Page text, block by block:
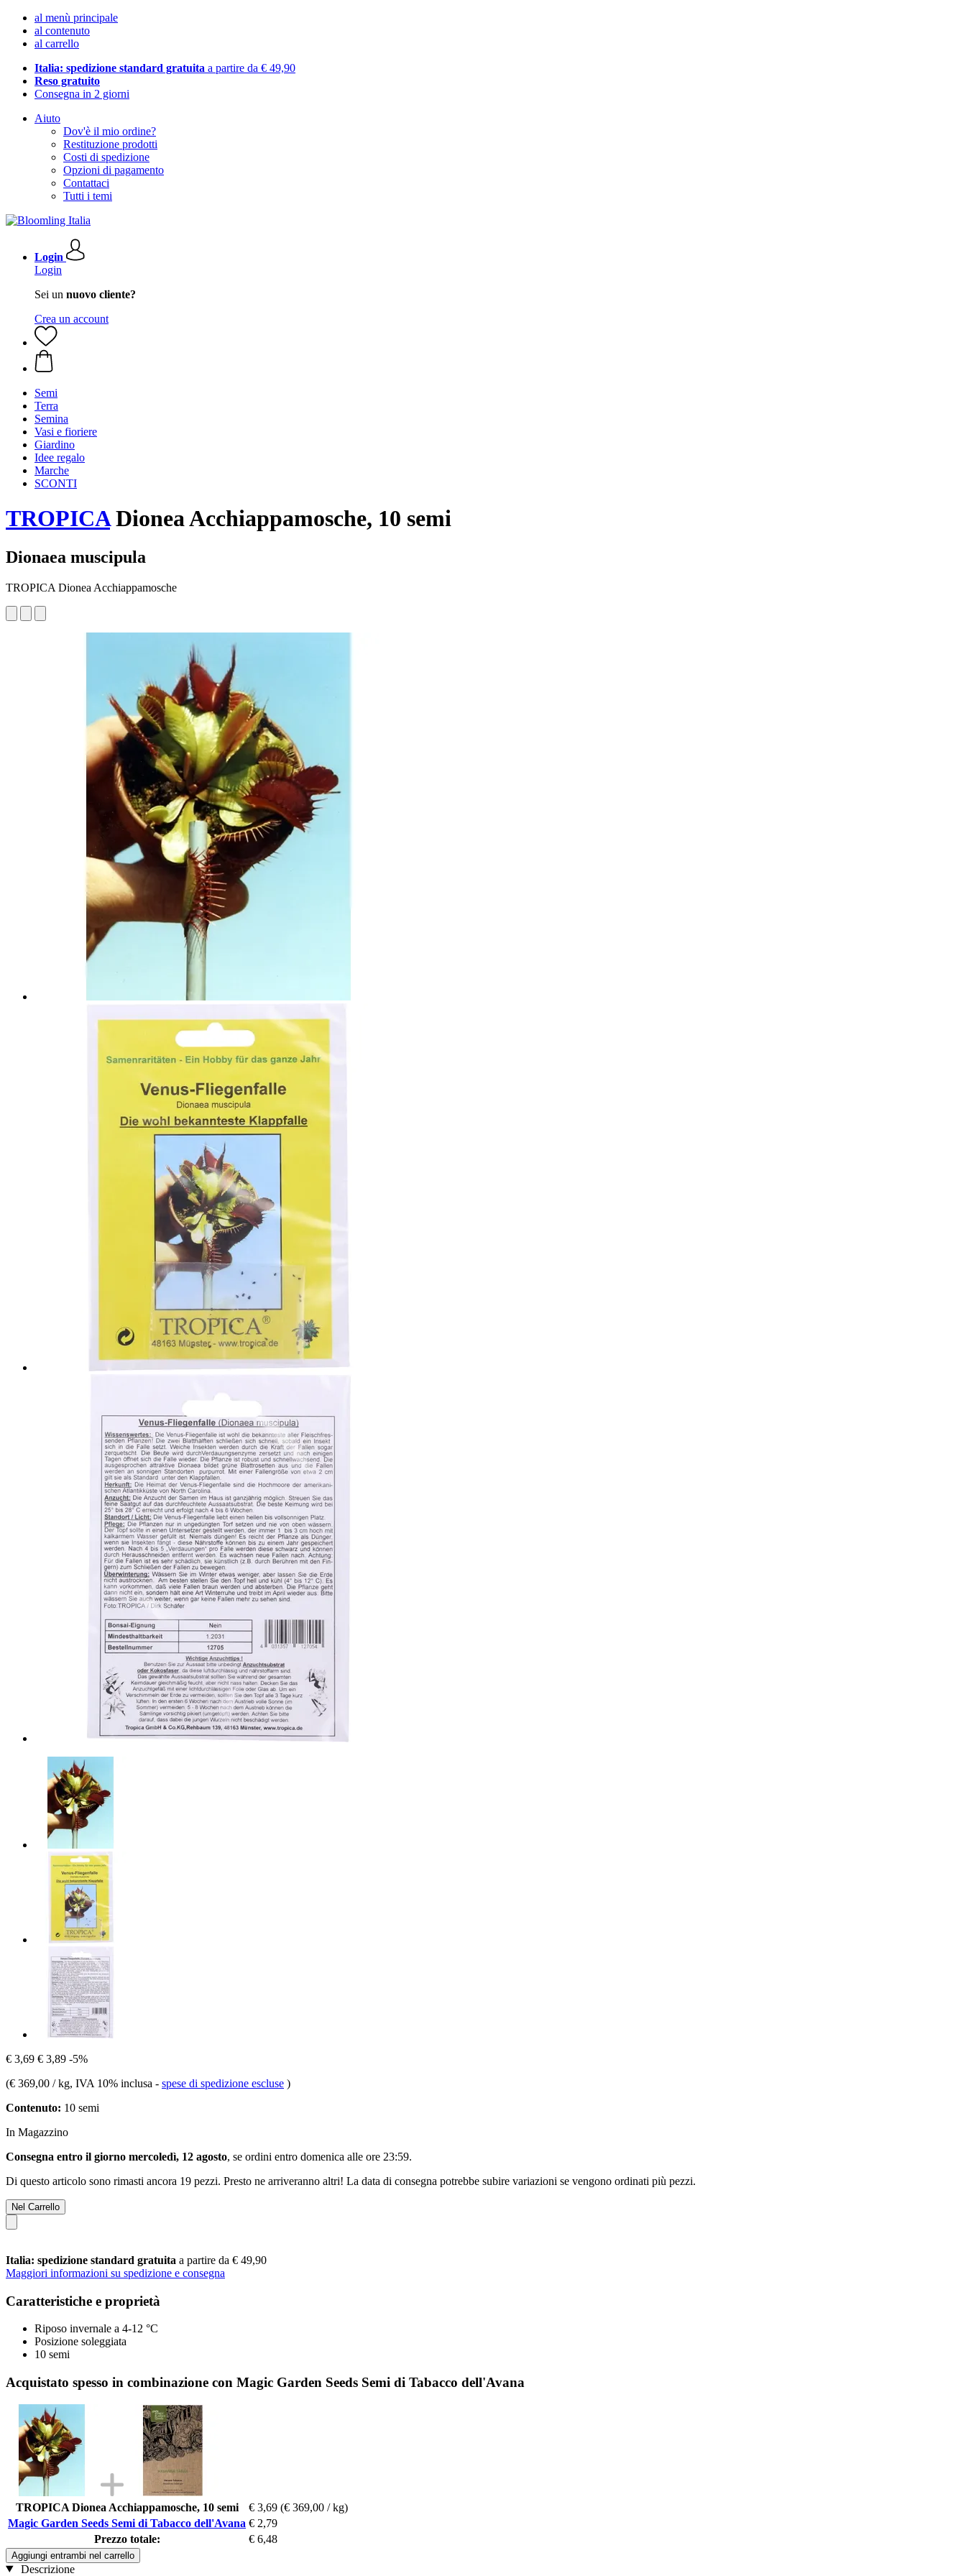
al menù principale
al contenuto
al carrello
Italia: spedizione standard gratuita a partire da € 49,90
Reso gratuito
Consegna in 2 giorni
Aiuto
Dov'è il mio ordine?
Restituzione prodotti
Costi di spedizione
Opzioni di pagamento
Contattaci
Tutti i temi
Login
Login
Sei un nuovo cliente?
Crea un account
Semi
Terra
Semina
Vasi e fioriere
Giardino
Idee regalo
Marche
SCONTI
TROPICADionea Acchiappamosche, 10 semi
Dionaea muscipula
TROPICA Dionea Acchiappamosche
€ 3,69 € 3,89 -5%
(€ 369,00 / kg, IVA 10% inclusa - spese di spedizione escluse )
Contenuto: 10 semi
In Magazzino
Consegna entro il giorno mercoledì, 12 agosto, se ordini entro domenica alle ore 23:59.
Di questo articolo sono rimasti ancora 19 pezzi. Presto ne arriveranno altri! La data di consegna potrebbe subire variazioni se vengono ordinati più pezzi.
Nel Carrello
Italia: spedizione standard gratuita a partire da € 49,90
Maggiori informazioni su spedizione e consegna
Caratteristiche e proprietà
Riposo invernale a 4-12 °C
Posizione soleggiata
10 semi
Acquistato spesso in combinazione con Magic Garden Seeds Semi di Tabacco dell'Avana
TROPICA Dionea Acchiappamosche, 10 semi € 3,69 (€ 369,00 / kg)
Magic Garden Seeds Semi di Tabacco dell'Avana € 2,79
Prezzo totale:
€ 6,48
Aggiungi entrambi nel carrello
Descrizione